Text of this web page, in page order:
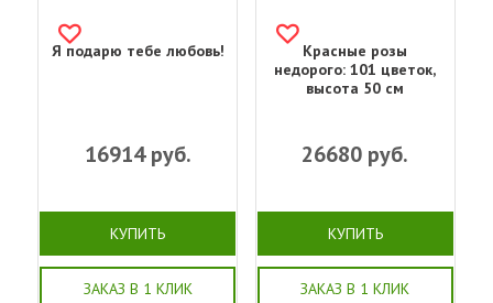
Я подарю тебе любовь!
16914руб.
КУПИТЬ
ЗАКАЗ В 1 КЛИК
Красные розы
недорого: 101 цветок,
высота 50 см
26680 руб.
КУПИТЬ
ЗАКАЗ В 1 КЛИК